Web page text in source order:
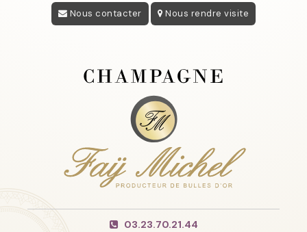
Nous contacter Nous rendre visite
03.23.70.21.44